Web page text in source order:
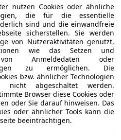
im fünfstelligen
liegt bei 136 Euro,
gerne einmal 300 Euro
möglich, den Asia Rocsta
sich die Steuer auf 101 Euro
die Kfz-
Prozent 50 Euro im Jahr,
Euro kostet.
dem
nutzen Cookies oder ähnliche
die für die essentielle
sind und die einwandfreie
sicherstellen. Sie werden
von Nutzeraktivitäten genutzt,
wie das Setzen und
von Anmeldedaten oder
zu ermöglichen. Die
bzw. ähnlicher Technologien
nicht abgeschaltet werden.
Browser diese Cookies oder
oder Sie darauf hinweisen. Das
oder ähnlicher Tools kann die
beeinträchtigen.